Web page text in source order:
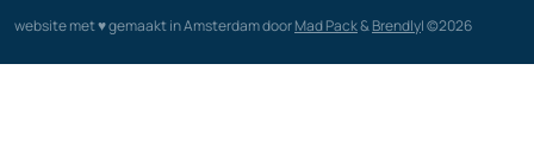
website met ♥️ gemaakt in Amsterdam doorMad Pack&Brendly| ©2026